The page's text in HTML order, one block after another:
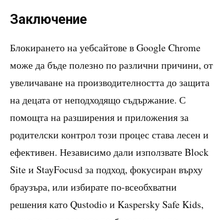
Заключение
Блокирането на уебсайтове в Google Chrome
може да бъде полезно по различни причини, от
увеличаване на производителността до защита
на децата от неподходящо съдържание. С
помощта на разширения и приложения за
родителски контрол този процес става лесен и
ефективен. Независимо дали използвате Block
Site и StayFocusd за подход, фокусиран върху
браузъра, или избирате по-всеобхватни
решения като Qustodio и Kaspersky Safe Kids,